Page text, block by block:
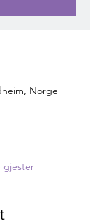
Norge
gjester